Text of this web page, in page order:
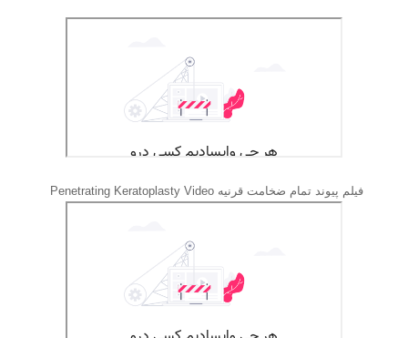
فیلم پیوند تمام ضخامت قرنیه Penetrating Keratoplasty Video